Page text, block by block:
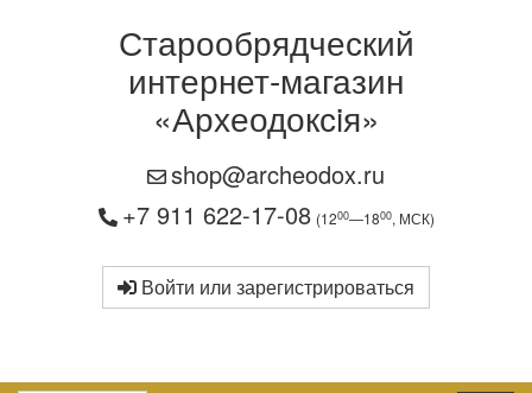
Старообрядческий
интернет-магазин
«Археодоксiя»
shop@archeodox.ru
+7 911 622-17-08 (1200—1800, МСК)
Войти или зарегистрироваться